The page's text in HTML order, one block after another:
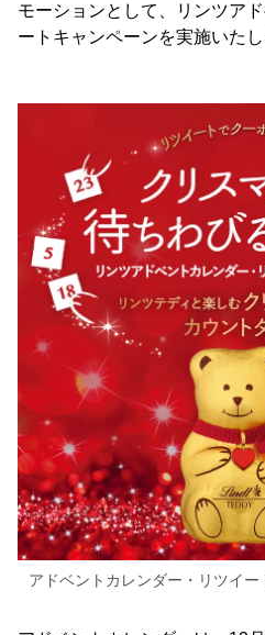
モーションとして、リンツア
ートキャンペーンを実施いたし
アドベントカレンダー・リツイ